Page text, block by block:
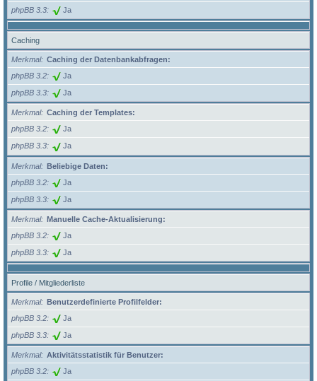
phpBB 3.3 Ja
Caching
Merkmal
Caching der Datenbankabfragen:
phpBB 3.2
Ja
phpBB 3.3 Ja
Merkmal
Caching der Templates:
phpBB 3.2
Ja
phpBB 3.3 Ja
Merkmal
Beliebige Daten:
phpBB 3.2
Ja
phpBB 3.3 Ja
Merkmal
Manuelle Cache-Aktualisierung:
phpBB 3.2
Ja
phpBB 3.3 Ja
Profile / Mitgliederliste
Merkmal
Benutzerdefinierte Profilfelder:
phpBB 3.2
Ja
phpBB 3.3 Ja
Merkmal
Aktivitätsstatistik für Benutzer:
phpBB 3.2
Ja